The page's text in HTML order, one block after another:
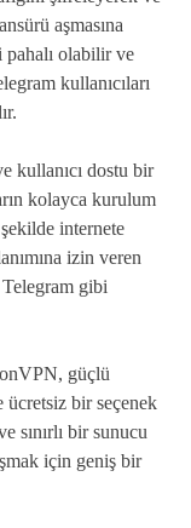
aşmasına
olabilir ve
kullanıcıları
kullanıcı dostu bir
kolayca kurulum
internete
izin veren
gibi
güçlü
bir seçenek
sınırlı bir sunucu
için geniş bir